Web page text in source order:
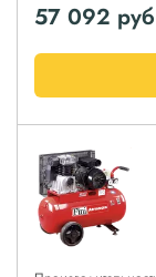
57 092 руб